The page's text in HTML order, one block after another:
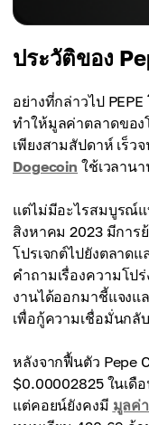
ประวัติของ
อย่างที่กล่าวไป
ทำให้มูลค่าตลาดของ
เพียงสามสัปดาห์ เร็ว
Dogecoin ใช้เวลาน
แต่ไม่มีอะไรสมบูรณ์แ
สิงหาคม 2023 มีการ
โปรเจกต์ไปยังตลาด
คำถามเรื่องความโป
งานได้ออกมาชี้แจงแ
เพื่อกู้ความเชื่อมั่นกลั
หลังจากฟื้นตัว Pepe
$0.00002825 ในเดื
แต่คอยน์ยังคงมี มูลค่